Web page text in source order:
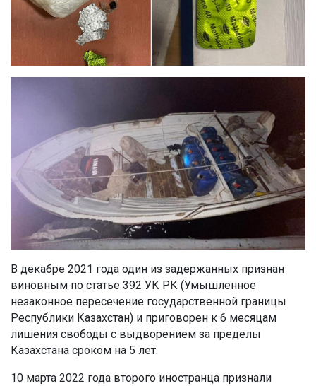
В декабре 2021 года один из задержанных признан
виновным по статье 392 УК РК (Умышленное
незаконное пересечение государственной границы
Республики Казахстан) и приговорен к 6 месяцам
лишения свободы с выдворением за пределы
Казахстана сроком на 5 лет.
10 марта 2022 года второго иностранца признали